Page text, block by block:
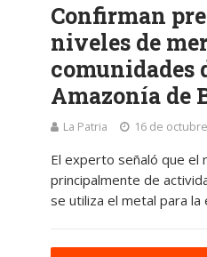
Confirman
niveles de
comunidades
Amazonía de
La Patria 16 de
El experto señaló que el
principalmente de
se utiliza el metal para la